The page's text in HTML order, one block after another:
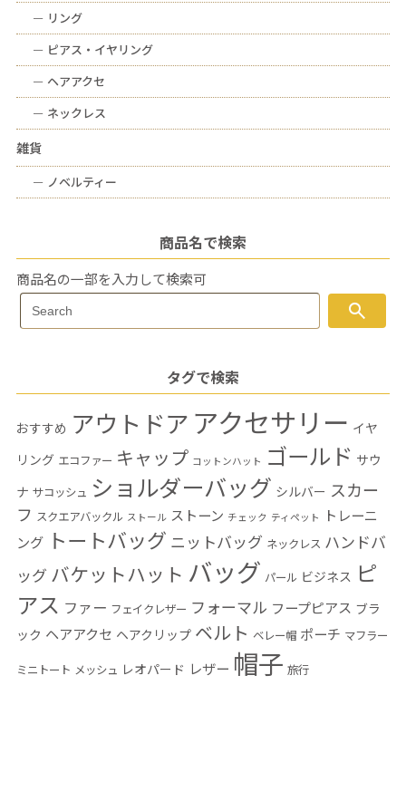
ー リング
ー ピアス・イヤリング
ー ヘアアクセ
ー ネックレス
雑貨
ー ノベルティー
商品名で検索
商品名の一部を入力して検索可
Search
for:
search
タグで検索
おすすめ アウトドア アクセサリー イヤ
リング エコファー キャップ コットンハット ゴールド サウ
ナ サコッシュ ショルダーバッグ シルバー スカー
フ スクエアバックル ストール ストーン チェック ティペット
トレーニ
ング トートバッグ ニットバッグ ネックレス ハンドバ
ッグ バケットハット バッグ パール ビジネス ピ
アス ファー フェイクレザー フォーマル フープピアス ブラ
ック ヘアアクセ ヘアクリップ ベルト ベレー帽 ポーチ マフラー
ミニトート メッシュ レオパード レザー 帽子 旅行